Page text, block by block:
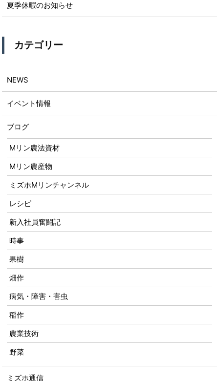
夏季休暇のお知らせ
カテゴリー
NEWS
イベント情報
ブログ
Mリン農法資材
Mリン農産物
ミズホMリンチャンネル
レシピ
新入社員奮闘記
時事
果樹
畑作
病気・障害・害虫
稲作
農業技術
野菜
ミズホ通信